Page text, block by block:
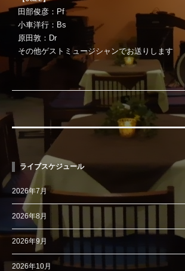
田部俊彦：Pf
小車洋行：Bs
原田敦：Dr
その他ゲストミュージシャンでお送りします
ライブスケジュール
2026年7月
2026年8月
2026年9月
2026年10月